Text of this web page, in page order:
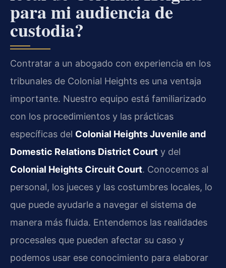
para mi audiencia de
custodia?
Contratar a un abogado con experiencia en los
tribunales de Colonial Heights es una ventaja
importante. Nuestro equipo está familiarizado
con los procedimientos y las prácticas
específicas del Colonial Heights Juvenile and
Domestic Relations District Court y del
Colonial Heights Circuit Court. Conocemos al
personal, los jueces y las costumbres locales, lo
que puede ayudarle a navegar el sistema de
manera más fluida. Entendemos las realidades
procesales que pueden afectar su caso y
podemos usar ese conocimiento para elaborar